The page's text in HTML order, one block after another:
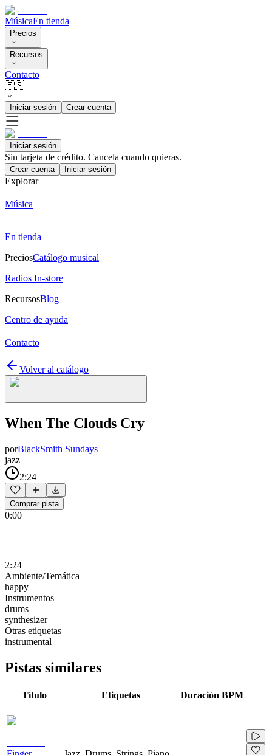
MúsicaEn tienda
Precios
Recursos
Contacto
🇪🇸
Iniciar sesión Crear cuenta
Iniciar sesión
Sin tarjeta de crédito. Cancela cuando quieras.
Crear cuenta Iniciar sesión
Explorar
Música
En tienda
PreciosCatálogo musical
Radios In-store
RecursosBlog
Centro de ayuda
Contacto
Volver al catálogo
When The Clouds Cry
porBlackSmith Sundays
jazz
2:24
Comprar pista
0:00
2:24
Ambiente/Temática
happy
Instrumentos
drums
synthesizer
Otras etiquetas
instrumental
Pistas similares
Título Etiquetas Duración BPM